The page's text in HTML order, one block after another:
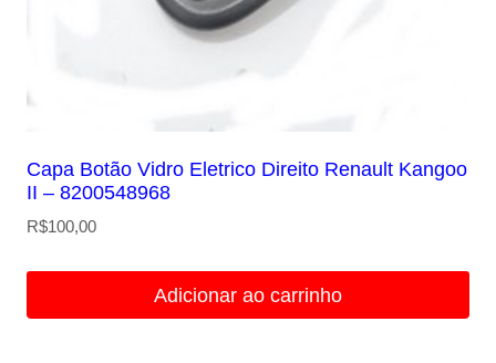
Capa Botão Vidro Eletrico Direito Renault Kangoo
II – 8200548968
R$100,00
Adicionar ao carrinho